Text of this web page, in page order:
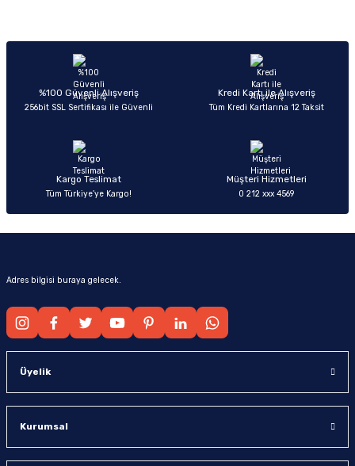
Ürün açıklamasında eksik bilgiler bulunuyor.
Ürün bilgilerinde hatalar bulunuyor.
Ürün fiyatı diğer sitelerden daha pahalı.
Sitemize ilk yorumu siz yapın!
%100 Güvenli Alışveriş
256bit SSL Sertifikası ile Güvenli
Kredi Kartı ile Alışveriş
Tüm Kredi Kartlarına 12 Taksit
Kargo Teslimat
Tüm Türkiye’ye Kargo!
Müşteri Hizmetleri
0 212 xxx 4569
Adres bilgisi buraya gelecek.
Üyelik
Kurumsal